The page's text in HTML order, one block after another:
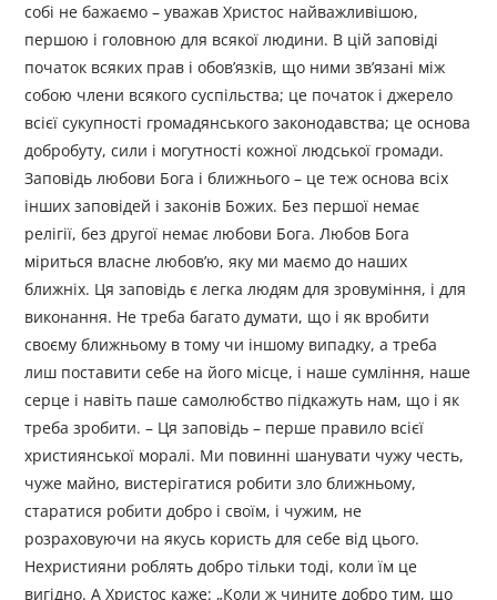
собі не бажаємо – уважав Христос найважливішою,
першою і головною для всякої людини. В цій заповіді
початок всяких прав і обов’язків, що ними зв’язані між
собою члени всякого суспільства; це початок і джерело
всієї сукупності громадянського законодавства; це основа
добробуту, сили і могутності кожної людської громади.
Заповідь любови Бога і ближнього – це теж основа всіх
інших заповідей і законів Божих. Без першої немає
релігії, без другої немає любови Бога. Любов Бога
міриться власне любов’ю, яку ми маємо до наших
ближніх. Ця заповідь є легка людям для зровуміння, і для
виконання. Не треба багато думати, що і як вробити
своєму ближньому в тому чи іншому випадку, а треба
лиш поставити себе на його місце, і наше сумління, наше
серце і навіть паше самолюбство підкажуть нам, що і як
треба зробити. – Ця заповідь – перше правило всієї
християнської моралі. Ми повинні шанувати чужу честь,
чуже майно, вистерігатися робити зло ближньому,
старатися робити добро і своїм, і чужим, не
розраховуючи на якусь користь для себе від цього.
Нехристияни роблять добро тільки тоді, коли їм це
вигідно. А Христос каже: „Коли ж чините добро тим, що